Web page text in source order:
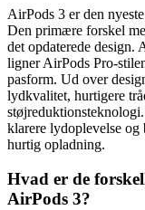
AirPods 3 er den
Den primære forskel
det opdaterede design.
ligner AirPods Pro-
pasform. Ud over
lydkvalitet, hurtigere
klarere lydoplevelse og
hurtig opladning.
Hvad er de
AirPods 3?